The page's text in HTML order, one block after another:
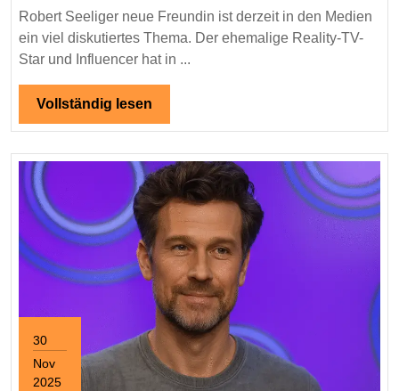
–
Alles
über
sein
Liebesleben
und
die
neue
Beziehung
Robert Seeliger neue Freundin ist derzeit in den Medien
ein viel diskutiertes Thema. Der ehemalige Reality-TV-
Star und Influencer hat in ...
Vollständig lesen
lesen
30
Nov
2025